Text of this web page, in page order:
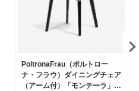
PoltronaFrau（ポルトロー
ナ・フラウ）ダイニングチェア
（アーム付）「モンテーラ」革